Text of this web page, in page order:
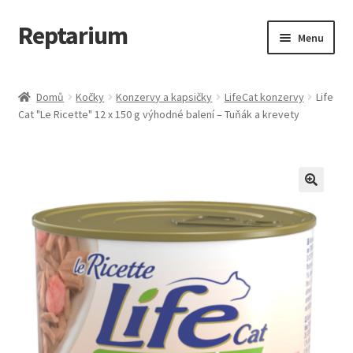
Přeskočit
na
Přejít
k
webu
Reptarium Menu
Košík
Obchod
Pokladna
Vše pro kočky
Domů Kočky Konzervy a kapsičky LifeCat konzervy
Life
Cat "Le Ricette" 12 x 150 g výhodné balení – Tuňák a krevety